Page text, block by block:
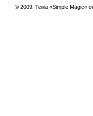
© 2009. Тема «Simple Magic«